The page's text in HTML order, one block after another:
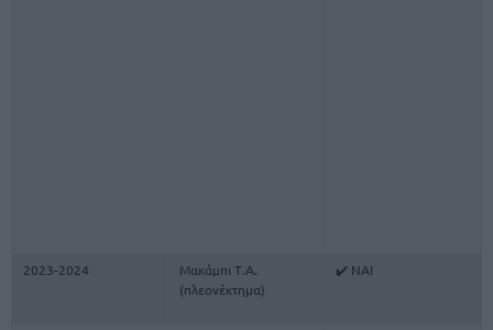
2023-2024
Μακάμπι Τ.Α.
(πλεονέκτημα)
✔️ ΝΑΙ